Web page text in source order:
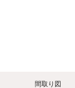
間取り図